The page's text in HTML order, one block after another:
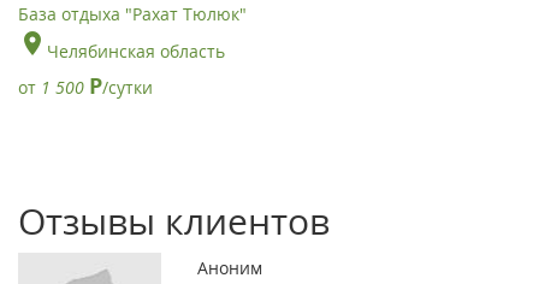
База отдыха "Рахат Тюлюк"
Челябинская область
от 1 500 Р/сутки
Отзывы клиентов
Аноним